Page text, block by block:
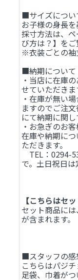
■サイズについ
お子様の身長
採寸方法は、
び方は？】をご
※衣装ごとの袖
■納期について
・当店に在庫
せていただきま
・在庫が無い
ますのでご注
にて納期に関し
・お急ぎのお
在庫や納期に
ただきます。
TEL：0294-
で。土日祝日は
【こちらはセ
セット商品に
が含まれます。
■スタッフの
こちらはパジ
足袋、巾着がつ